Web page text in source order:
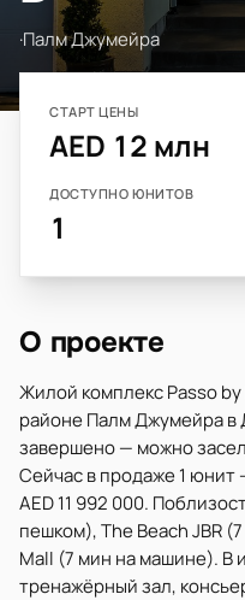
·Палм Джумейра
СТАРТ ЦЕНЫ
AED 12 млн
ДОСТУПНО ЮНИТОВ
1
О проекте
Жилой комплекс Passo
районе Палм Джумейра в
завершено — можно
Сейчас в продаже 1 юнит
AED 11 992 000.
пешком), The Beach JBR
Mall (7 мин на машине). В
тренажёрный зал,